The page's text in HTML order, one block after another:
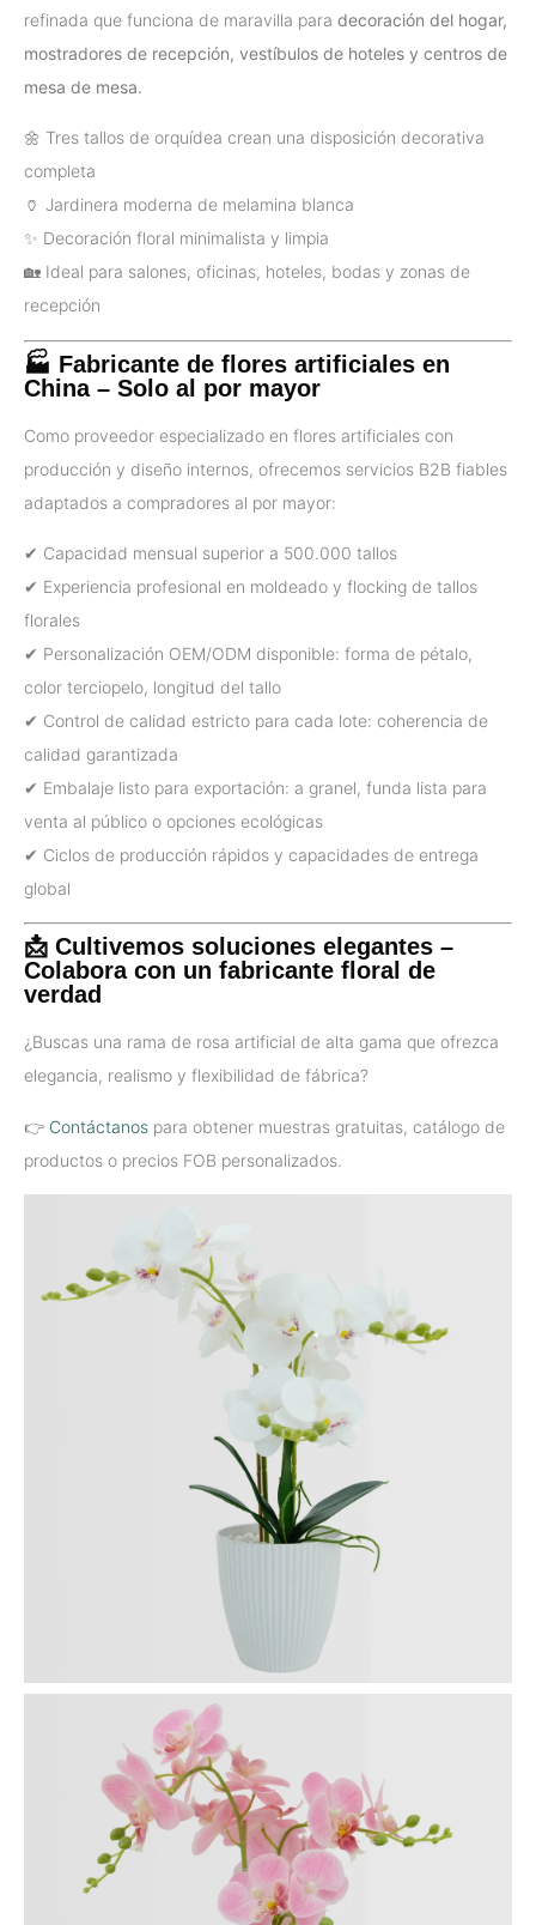
refinada que funciona de maravilla para decoración del hogar,
mostradores de recepción, vestíbulos de hoteles y centros de
mesa de mesa.
🌼 Tres tallos de orquídea crean una disposición decorativa
completa
🏺 Jardinera moderna de melamina blanca
✨ Decoración floral minimalista y limpia
🏡 Ideal para salones, oficinas, hoteles, bodas y zonas de
recepción
🏭 Fabricante de flores artificiales en
China – Solo al por mayor
Como proveedor especializado en flores artificiales con
producción y diseño internos, ofrecemos servicios B2B fiables
adaptados a compradores al por mayor:
✔ Capacidad mensual superior a 500.000 tallos
✔ Experiencia profesional en moldeado y flocking de tallos
florales
✔ Personalización OEM/ODM disponible: forma de pétalo,
color terciopelo, longitud del tallo
✔ Control de calidad estricto para cada lote: coherencia de
calidad garantizada
✔ Embalaje listo para exportación: a granel, funda lista para
venta al público o opciones ecológicas
✔ Ciclos de producción rápidos y capacidades de entrega
global
📩 Cultivemos soluciones elegantes –
Colabora con un fabricante floral de
verdad
¿Buscas una rama de rosa artificial de alta gama que ofrezca
elegancia, realismo y flexibilidad de fábrica?
👉 Contáctanos para obtener muestras gratuitas, catálogo de
productos o precios FOB personalizados.